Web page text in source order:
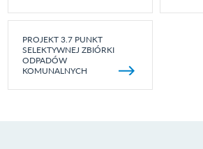
PROJEKT 3.7 PUNKT
SELEKTYWNEJ ZBIÓRKI
ODPADÓW
KOMUNALNYCH